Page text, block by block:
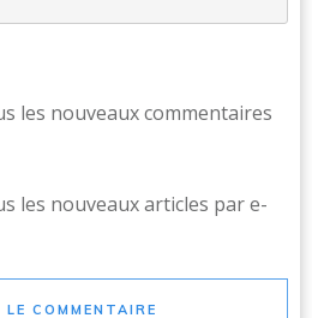
les nouveaux commentaires
les nouveaux articles par e-
COMMENTAIRE